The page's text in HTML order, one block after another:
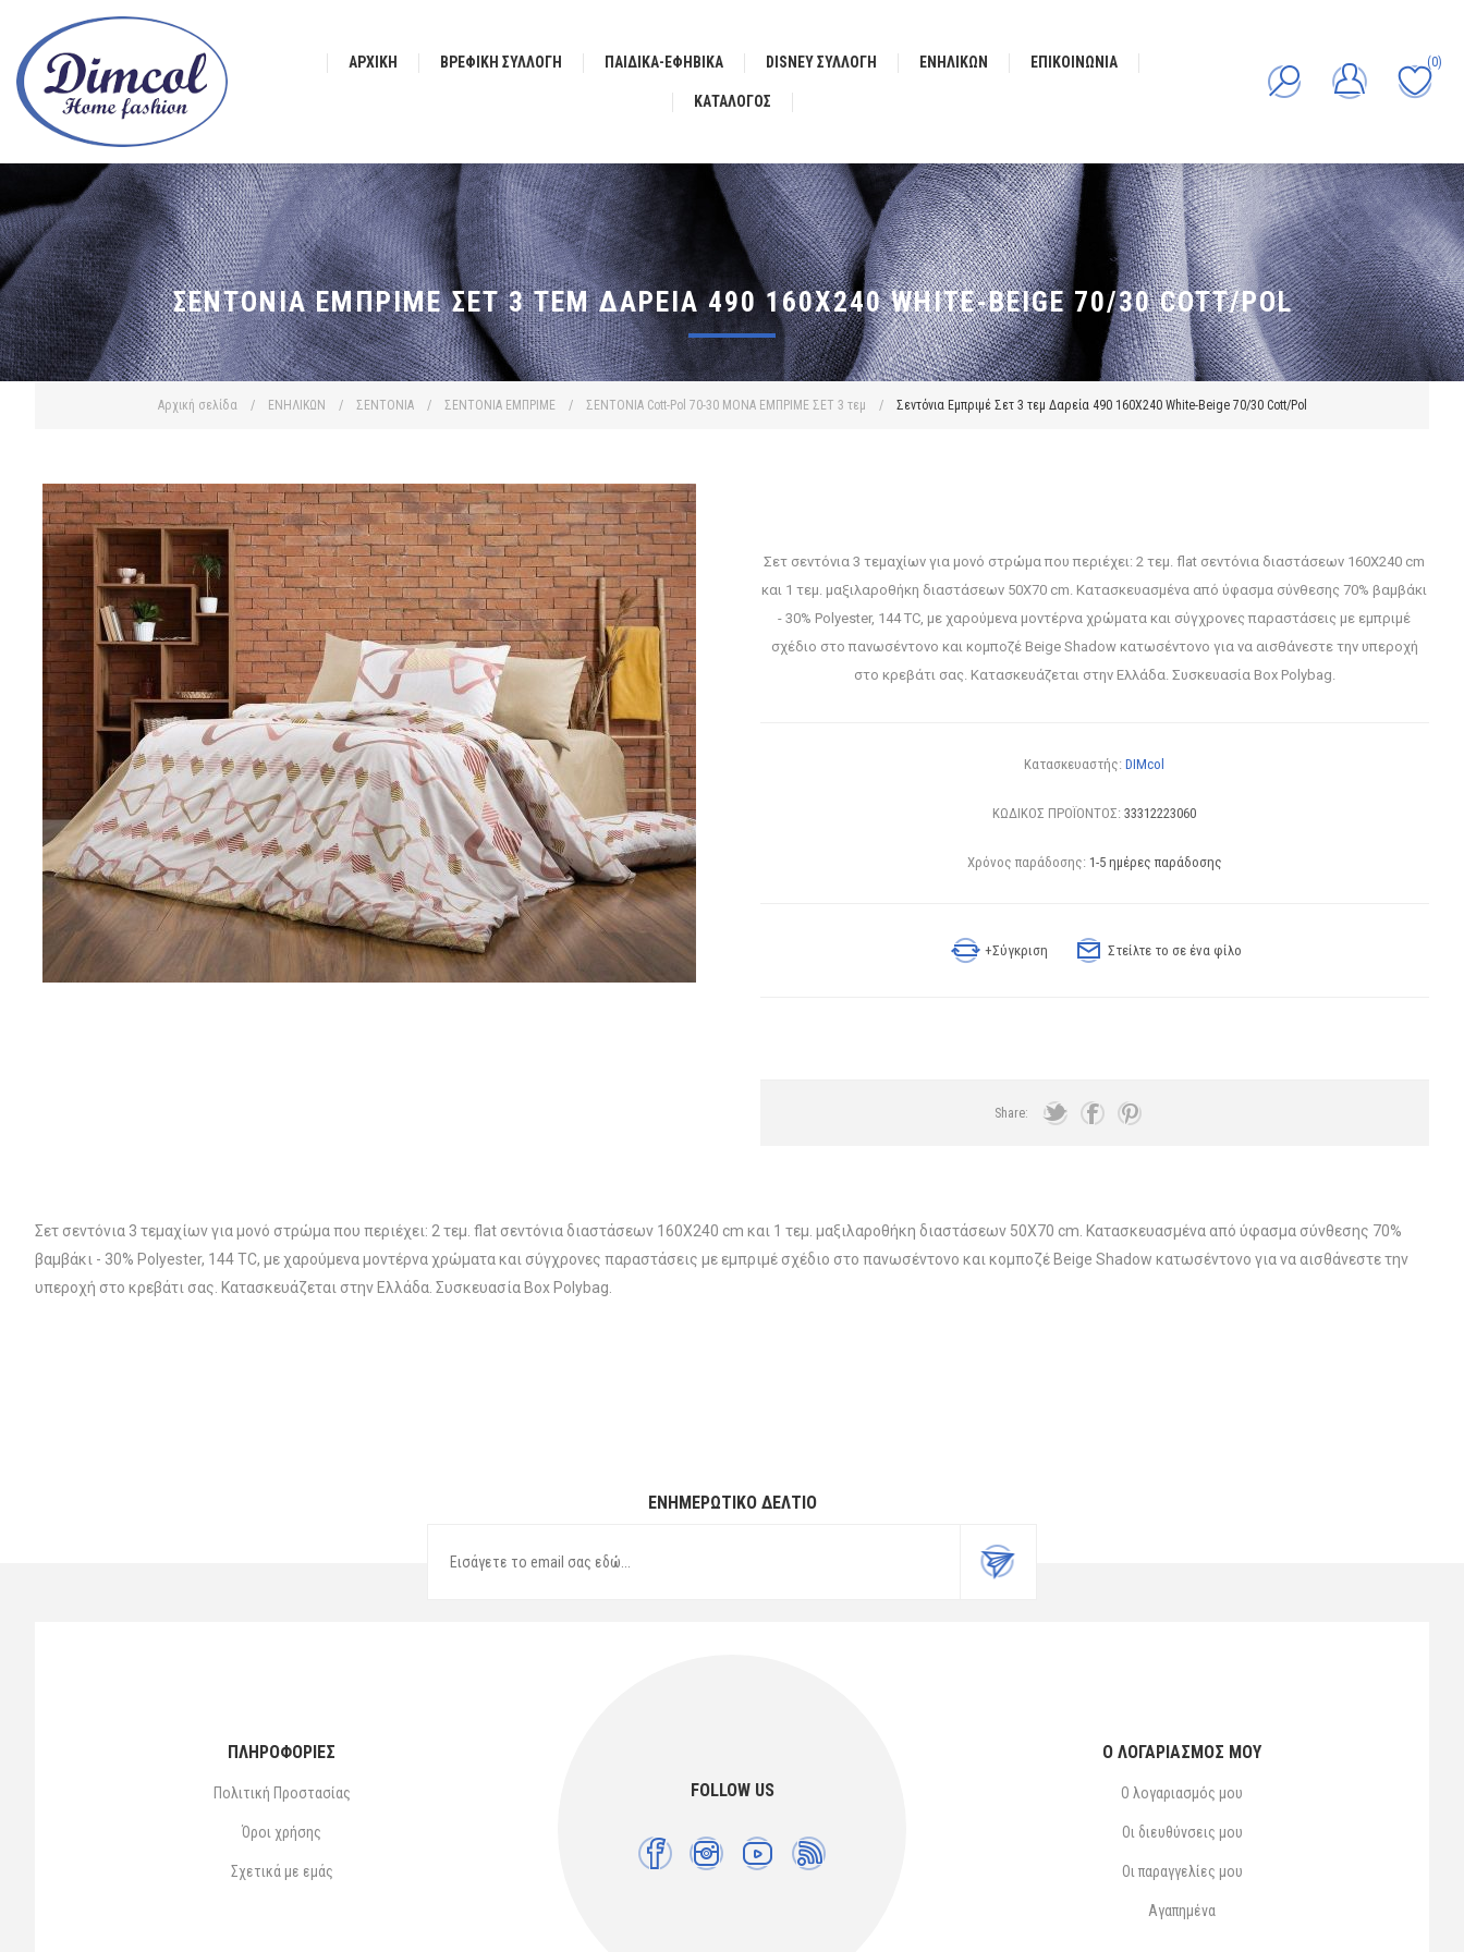
ΑΡΧΙΚΉ ΒΡΕΦΙΚΗ ΣΥΛΛΟΓΗ ΠΑΙΔΙΚΑ-ΕΦΗΒΙΚΑ DISNEY ΣΥΛΛΟΓΗ ΕΝΗΛΙΚΩΝ ΕΠΙΚΟΙΝΩΝΊΑ
ΚΑΤΆΛΟΓΟΣ
(0)
Αρχική σελίδα / ΕΝΗΛΙΚΩΝ / ΣΕΝΤΟΝΙΑ / ΣΕΝΤΟΝΙΑ ΕΜΠΡΙΜΕ / ΣΕΝΤΟΝΙΑ Cott-Pol 70-30 ΜΟΝΑ ΕΜΠΡΙΜΕ ΣΕΤ 3 τεμ / Σεντόνια Εμπριμέ Σετ 3 τεμ Δαρεία 490 160X240 White-Beige 70/30 Cott/Pol
ΣΕΝΤΌΝΙΑ ΕΜΠΡΙΜΈ ΣΕΤ 3 ΤΕΜ ΔΑΡΕΊΑ 490 160X240 WHITE-BEIGE 70/30 COTT/POL
Σετ σεντόνια 3 τεμαχίων για μονό στρώμα που περιέχει: 2 τεμ. flat σεντόνια διαστάσεων 160X240 cm
και 1 τεμ. μαξιλαροθήκη διαστάσεων 50X70 cm. Κατασκευασμένα από ύφασμα σύνθεσης 70% βαμβάκι
- 30% Polyester, 144 TC, με χαρούμενα μοντέρνα χρώματα και σύγχρονες παραστάσεις με εμπριμέ
σχέδιο στο πανωσέντονο και κομποζέ Beige Shadow κατωσέντονο για να αισθάνεστε την υπεροχή
στο κρεβάτι σας. Κατασκευάζεται στην Ελλάδα. Συσκευασία Box Polybag.
Κατασκευαστής: DIMcol
ΚΩΔΙΚΟΣ ΠΡΟΪΟΝΤΟΣ: 33312223060
Χρόνος παράδοσης: 1-5 ημέρες παράδοσης
+Σύγκριση Στείλτε το σε ένα φίλο
Share:
Σετ σεντόνια 3 τεμαχίων για μονό στρώμα που περιέχει: 2 τεμ. flat σεντόνια διαστάσεων 160X240 cm και 1 τεμ. μαξιλαροθήκη διαστάσεων 50X70 cm. Κατασκευασμένα από ύφασμα σύνθεσης 70%
βαμβάκι - 30% Polyester, 144 TC, με χαρούμενα μοντέρνα χρώματα και σύγχρονες παραστάσεις με εμπριμέ σχέδιο στο πανωσέντονο και κομποζέ Beige Shadow κατωσέντονο για να αισθάνεστε την
υπεροχή στο κρεβάτι σας. Κατασκευάζεται στην Ελλάδα. Συσκευασία Box Polybag.
ΕΝΗΜΕΡΩΤΙΚΌ ΔΕΛΤΊΟ
FOLLOW US
ΠΛΗΡΟΦΟΡΙΕΣ
Πολιτική Προστασίας
Όροι χρήσης
Σχετικά με εμάς
Ο ΛΟΓΑΡΙΑΣΜΌΣ ΜΟΥ
Ο λογαριασμός μου
Οι διευθύνσεις μου
Οι παραγγελίες μου
Αγαπημένα